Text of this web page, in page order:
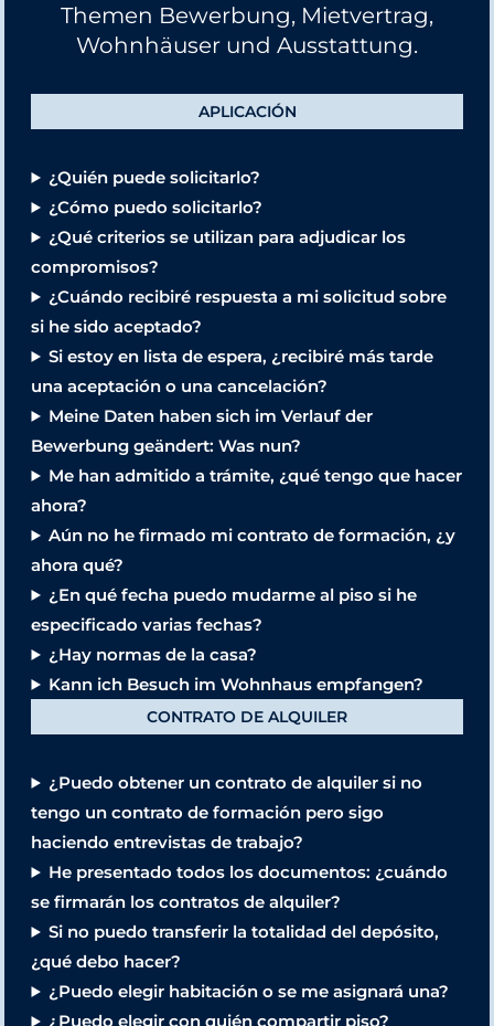
Themen Bewerbung, Mietvertrag,
Wohnhäuser und Ausstattung.
APLICACIÓN
¿Quién puede solicitarlo?
¿Cómo puedo solicitarlo?
¿Qué criterios se utilizan para adjudicar los
compromisos?
¿Cuándo recibiré respuesta a mi solicitud sobre
si he sido aceptado?
Si estoy en lista de espera, ¿recibiré más tarde
una aceptación o una cancelación?
Meine Daten haben sich im Verlauf der
Bewerbung geändert: Was nun?
Me han admitido a trámite, ¿qué tengo que hacer
ahora?
Aún no he firmado mi contrato de formación, ¿y
ahora qué?
¿En qué fecha puedo mudarme al piso si he
especificado varias fechas?
¿Hay normas de la casa?
Kann ich Besuch im Wohnhaus empfangen?
CONTRATO DE ALQUILER
¿Puedo obtener un contrato de alquiler si no
tengo un contrato de formación pero sigo
haciendo entrevistas de trabajo?
He presentado todos los documentos: ¿cuándo
se firmarán los contratos de alquiler?
Si no puedo transferir la totalidad del depósito,
¿qué debo hacer?
¿Puedo elegir habitación o se me asignará una?
¿Puedo elegir con quién compartir piso?